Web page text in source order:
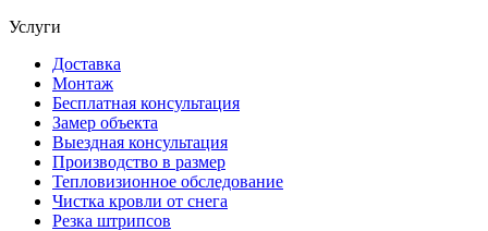
Услуги
Доставка
Монтаж
Бесплатная консультация
Замер объекта
Выездная консультация
Производство в размер
Тепловизионное обследование
Чистка кровли от снега
Резка штрипсов